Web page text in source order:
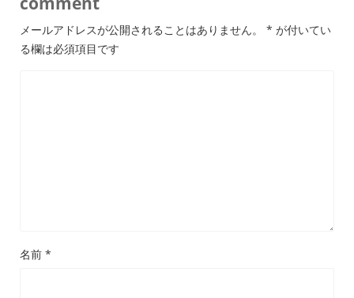
メールアドレスが公開されることはありません。 * が付いてい
る欄は必須項目です
名前 *